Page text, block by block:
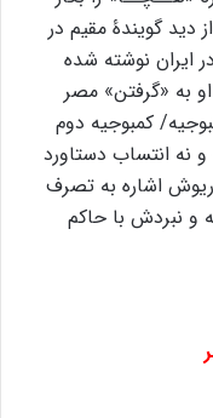
دید گویندۀ مقیم در
ایران نوشته شده
به «گرفتن» مصر
کمبوجیه دوم
نه انتساب دستاورد
اشاره به تصرف
و نبردش با حاکم